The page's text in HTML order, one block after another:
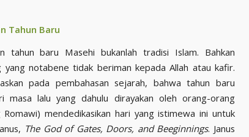
Tahun Baru
tahun baru Masehi bukanlah tradisi Islam. Bahkan
notabene tidak beriman kepada Allah atau kafir.
pada pembahasan sejarah, bahwa tahun baru
masa lalu yang dahulu dirayakan oleh orang-orang
mendedikasikan hari yang istimewa ini untuk
The God of Gates, Doors, and Beeginnings. Janus